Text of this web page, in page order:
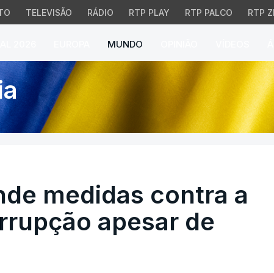
TELEVISÃO RÁDIO RTP PLAY RTP PALCO RTP
MUNDO
medidas contra a
medidas contra a
apesar de